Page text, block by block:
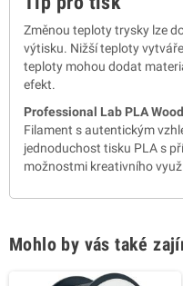
Změnou teploty trysky lze
výtisku. Nižší teploty
teploty mohou dodat
efekt.
Professional Lab PLA Wood
Filament s autentickým
jednoduchost tisku PLA s
možnostmi kreativního
Mohlo by vás také